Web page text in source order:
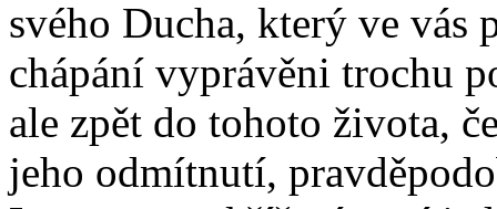
svého Ducha, který ve vás
chápání vyprávěni trochu
ale zpět do tohoto života,
jeho odmítnutí,